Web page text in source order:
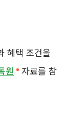
혜택 조건을
원
자료를 참